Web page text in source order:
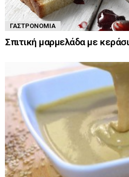
ΓΑΣΤΡΟΝΟΜΊΑ
Σπιτική μαρμελάδα με